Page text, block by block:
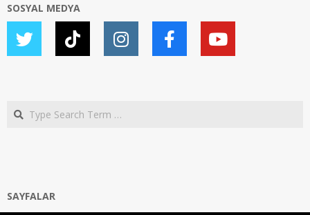
SOSYAL MEDYA
Search
SAYFALAR